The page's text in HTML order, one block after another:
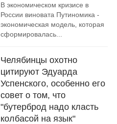
В экономическом кризисе в
России виновата Путиномика -
экономическая модель, которая
сформировалась...
Челябинцы охотно
цитируют Эдуарда
Успенского, особенно его
совет о том, что
"бутерброд надо класть
колбасой на язык"